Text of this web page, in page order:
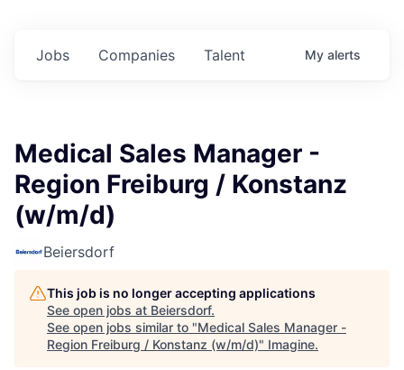
Jobs Companies Talent My alerts
Medical Sales Manager -
Region Freiburg / Konstanz
(w/m/d)
Beiersdorf
This job is no longer accepting applications
See open jobs at Beiersdorf.
See open jobs similar to "Medical Sales Manager -
Region Freiburg / Konstanz (w/m/d)" Imagine.